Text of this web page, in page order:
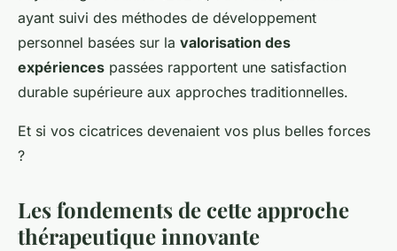
ayant suivi des méthodes de développement
personnel basées sur la valorisation des
expériences passées rapportent une satisfaction
durable supérieure aux approches traditionnelles.
Et si vos cicatrices devenaient vos plus belles forces
?
Les fondements de cette approche
thérapeutique innovante